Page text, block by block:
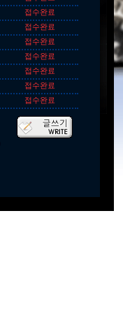
접수완료
접수완료
접수완료
접수완료
접수완료
접수완료
접수완료